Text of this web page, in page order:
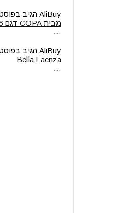
AliBuy הגיב
מבית COPA דגם 16166
…
AliBuy הגיב
Bella Faenza
…